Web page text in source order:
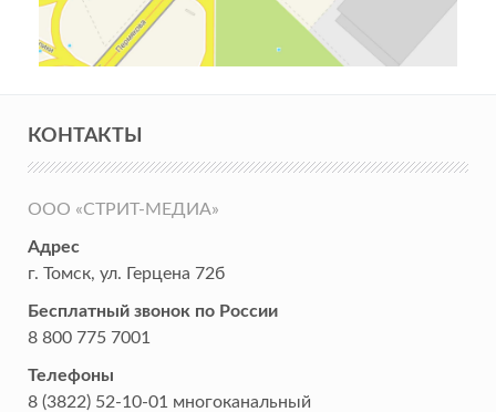
КОНТАКТЫ
ООО «СТРИТ-МЕДИА»
Адрес
г. Томск, ул. Герцена 72б
Бесплатный звонок по России
8 800 775 7001
Телефоны
8 (3822) 52-10-01 многоканальный